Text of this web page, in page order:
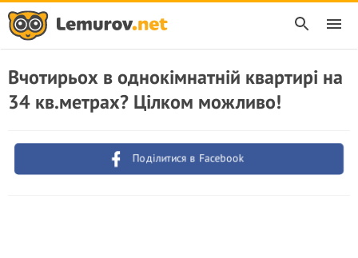
Вчотирьох в однокімнатній квартирі на
34 кв.метрах? Цілком можливо!
Поділитися в Facebook